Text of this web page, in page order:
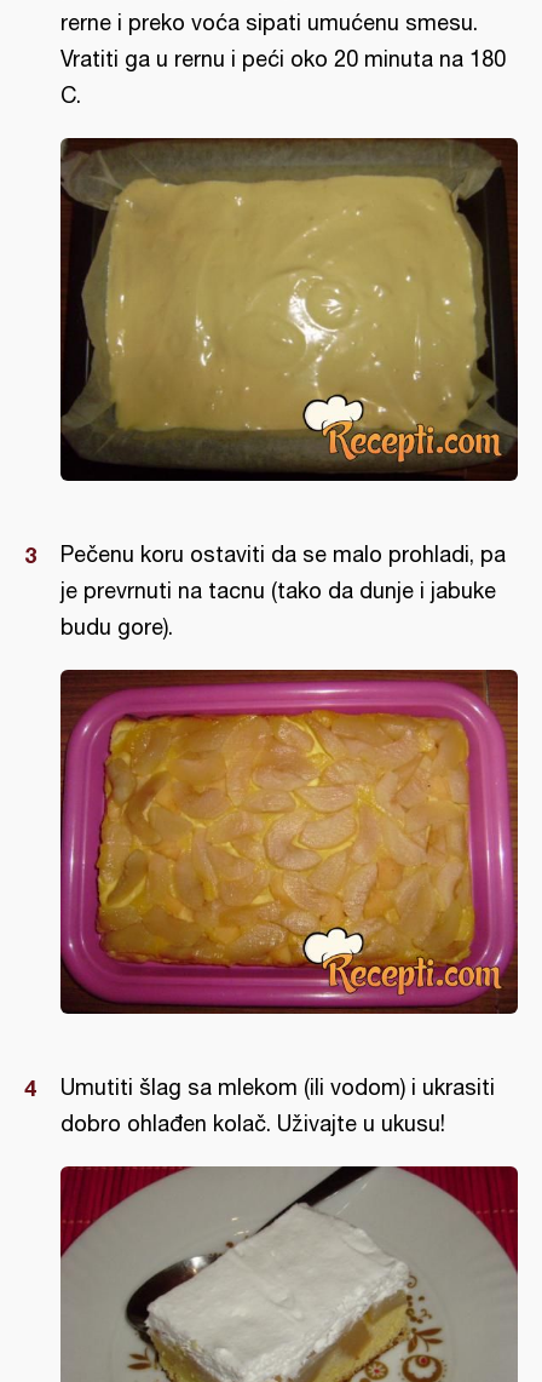
rerne i preko voća sipati umućenu smesu.
Vratiti ga u rernu i peći oko 20 minuta na 180
C.
Pečenu koru ostaviti da se malo prohladi, pa
je prevrnuti na tacnu (tako da dunje i jabuke
budu gore).
Umutiti šlag sa mlekom (ili vodom) i ukrasiti
dobro ohlađen kolač. Uživajte u ukusu!